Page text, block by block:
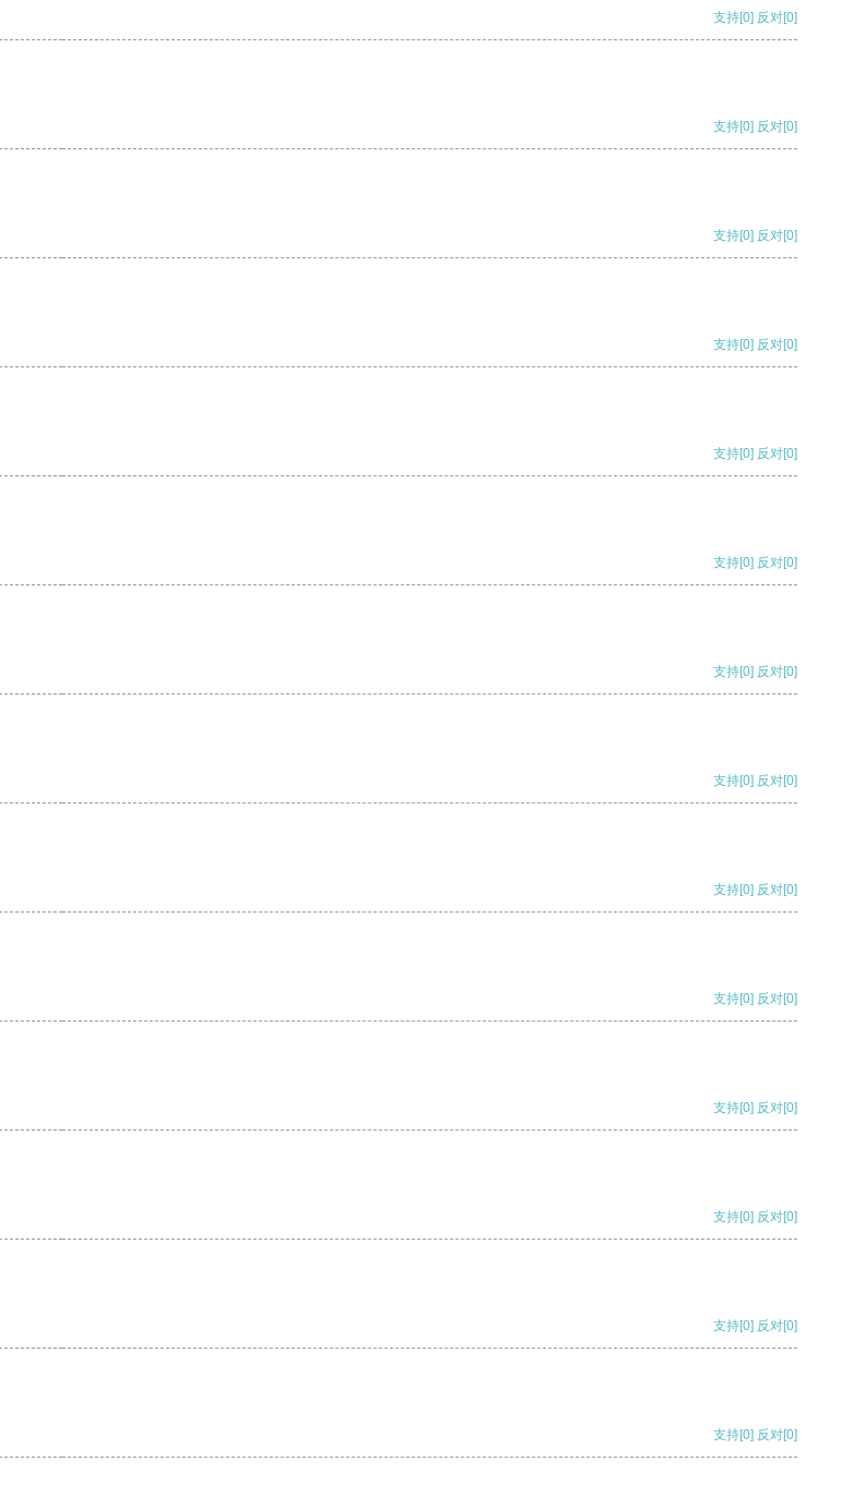
支持[0] 反对[0]
支持[0] 反对[0]
支持[0] 反对[0]
支持[0] 反对[0]
支持[0] 反对[0]
支持[0] 反对[0]
支持[0] 反对[0]
支持[0] 反对[0]
支持[0] 反对[0]
支持[0] 反对[0]
支持[0] 反对[0]
支持[0] 反对[0]
支持[0] 反对[0]
支持[0] 反对[0]